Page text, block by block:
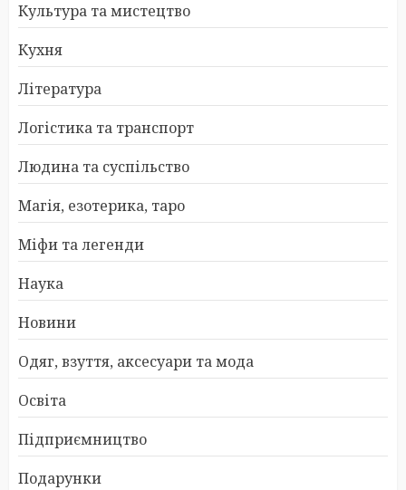
Культура та мистецтво
Кухня
Література
Логістика та транспорт
Людина та суспільство
Магія, езотерика, таро
Міфи та легенди
Наука
Новини
Одяг, взуття, аксесуари та мода
Освіта
Підприємництво
Подарунки